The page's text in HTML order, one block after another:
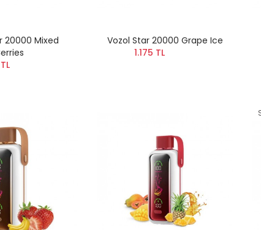
20000 Mixed
Vozol Star 20000 Grape Ice
1.175 TL